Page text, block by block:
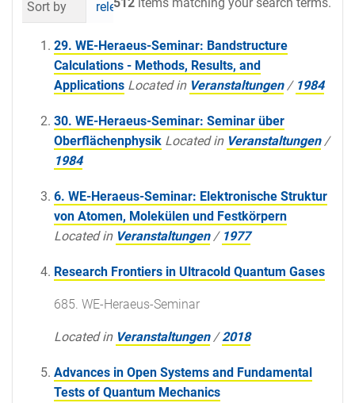
Sort by relevance date (newest first)
29. WE-Heraeus-Seminar: Bandstructure
Calculations - Methods, Results, and
Applications Located in Veranstaltungen / 1984
30. WE-Heraeus-Seminar: Seminar über
Oberflächenphysik Located in Veranstaltungen /
1984
6. WE-Heraeus-Seminar: Elektronische Struktur
von Atomen, Molekülen und Festkörpern
Located in Veranstaltungen / 1977
Research Frontiers in Ultracold Quantum Gases
685. WE-Heraeus-Seminar
Located in Veranstaltungen /2018
Advances in Open Systems and Fundamental
Tests of Quantum Mechanics